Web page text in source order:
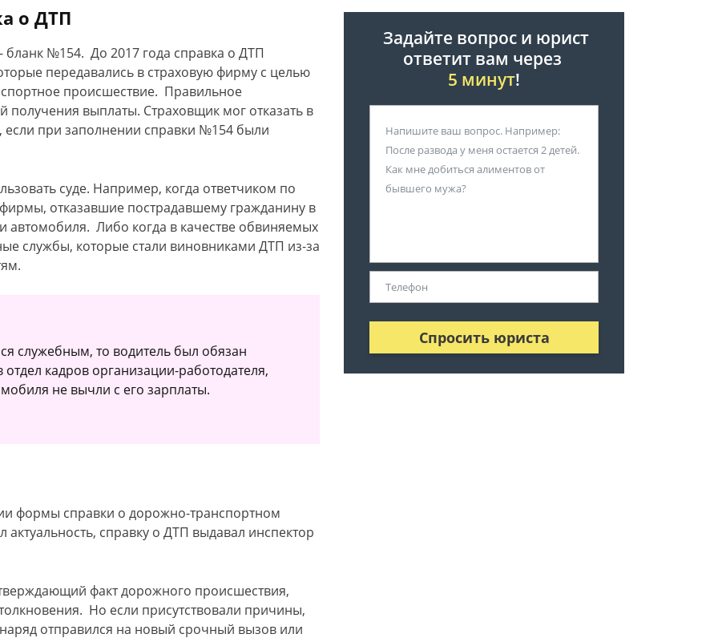
о ДТП
№154. До 2017 года справка о ДТП
передавались в страховую фирму с целью
происшествие. Правильное
получения выплаты. Страховщик мог отказать в
если при заполнении справки №154 были
суде. Например, когда ответчиком по
отказавшие пострадавшему гражданину в
автомобиля. Либо когда в качестве обвиняемых
службы, которые стали виновниками ДТП из-за
служебным, то водитель был обязан
кадров организации-работодателя,
не вычли с его зарплаты.
формы справки о дорожно-транспортном
справку о ДТП выдавал инспектор
факт дорожного происшествия,
Но если присутствовали причины,
отправился на новый срочный вызов или
Задайте вопрос и юрист
ответит вам через
5 минут!
Спросить юриста